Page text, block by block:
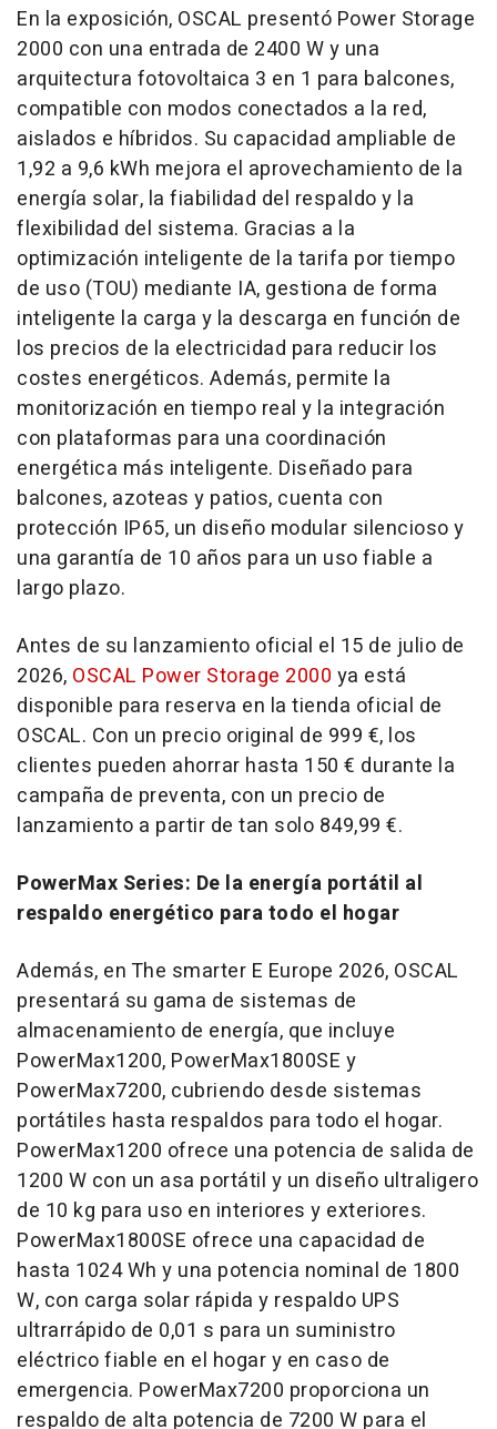
En la exposición, OSCAL presentó Power Storage
2000 con una entrada de 2400 W y una
arquitectura fotovoltaica 3 en 1 para balcones,
compatible con modos conectados a la red,
aislados e híbridos. Su capacidad ampliable de
1,92 a 9,6 kWh mejora el aprovechamiento de la
energía solar, la fiabilidad del respaldo y la
flexibilidad del sistema. Gracias a la
optimización inteligente de la tarifa por tiempo
de uso (TOU) mediante IA, gestiona de forma
inteligente la carga y la descarga en función de
los precios de la electricidad para reducir los
costes energéticos. Además, permite la
monitorización en tiempo real y la integración
con plataformas para una coordinación
energética más inteligente. Diseñado para
balcones, azoteas y patios, cuenta con
protección IP65, un diseño modular silencioso y
una garantía de 10 años para un uso fiable a
largo plazo.
Antes de su lanzamiento oficial el 15 de julio de
2026, OSCAL Power Storage 2000 ya está
disponible para reserva en la tienda oficial de
OSCAL. Con un precio original de 999 €, los
clientes pueden ahorrar hasta 150 € durante la
campaña de preventa, con un precio de
lanzamiento a partir de tan solo 849,99 €.
PowerMax Series: De la energía portátil al
respaldo energético para todo el hogar
Además, en The smarter E Europe 2026, OSCAL
presentará su gama de sistemas de
almacenamiento de energía, que incluye
PowerMax1200, PowerMax1800SE y
PowerMax7200, cubriendo desde sistemas
portátiles hasta respaldos para todo el hogar.
PowerMax1200 ofrece una potencia de salida de
1200 W con un asa portátil y un diseño ultraligero
de 10 kg para uso en interiores y exteriores.
PowerMax1800SE ofrece una capacidad de
hasta 1024 Wh y una potencia nominal de 1800
W, con carga solar rápida y respaldo UPS
ultrarrápido de 0,01 s para un suministro
eléctrico fiable en el hogar y en caso de
emergencia. PowerMax7200 proporciona un
respaldo de alta potencia de 7200 W para el